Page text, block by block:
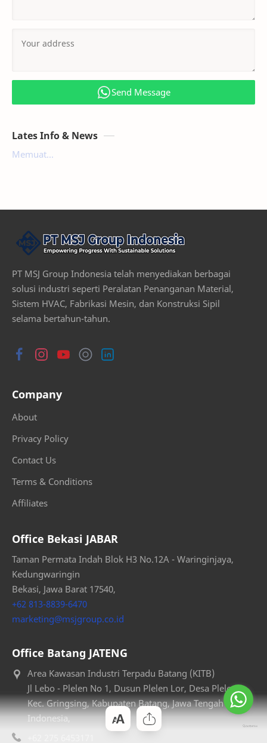
Send Message
Lates Info & News
Memuat...
PT MSJ Group Indonesia telah menyediakan berbagai
solusi industri seperti Peralatan Penanganan Material,
Sistem HVAC, Fabrikasi Mesin, dan Konstruksi Sipil
selama bertahun-tahun.
Company
About
Privacy Policy
Contact Us
Terms & Conditions
Affiliates
Office Bekasi JABAR
Taman Permata Indah Blok H3 No.12A - Waringinjaya,
Kedungwaringin
Bekasi, Jawa Barat 17540,
+62 813-8839-6470
marketing@msjgroup.co.id
Office Batang JATENG
Area Kawasan Industri Terpadu Batang (KITB)
Jl Lebo - Plelen No 1, Dusun Plelen Lor, Desa Plelen,
Kec. Gringsing, Kabupaten Batang, Jawa Tengah 51281,
Indonesia,